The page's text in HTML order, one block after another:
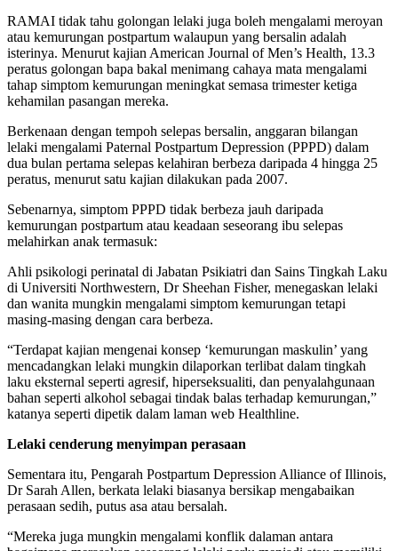
RAMAI tidak tahu golongan lelaki juga boleh mengalami meroyan
atau kemurungan postpartum walaupun yang bersalin adalah
isterinya. Menurut kajian American Journal of Men’s Health, 13.3
peratus golongan bapa bakal menimang cahaya mata mengalami
tahap simptom kemurungan meningkat semasa trimester ketiga
kehamilan pasangan mereka.
Berkenaan dengan tempoh selepas bersalin, anggaran bilangan
lelaki mengalami Paternal Postpartum Depression (PPPD) dalam
dua bulan pertama selepas kelahiran berbeza daripada 4 hingga 25
peratus, menurut satu kajian dilakukan pada 2007.
Sebenarnya, simptom PPPD tidak berbeza jauh daripada
kemurungan postpartum atau keadaan seseorang ibu selepas
melahirkan anak termasuk:
Ahli psikologi perinatal di Jabatan Psikiatri dan Sains Tingkah Laku
di Universiti Northwestern, Dr Sheehan Fisher, menegaskan lelaki
dan wanita mungkin mengalami simptom kemurungan tetapi
masing-masing dengan cara berbeza.
“Terdapat kajian mengenai konsep ‘kemurungan maskulin’ yang
mencadangkan lelaki mungkin dilaporkan terlibat dalam tingkah
laku eksternal seperti agresif, hiperseksualiti, dan penyalahgunaan
bahan seperti alkohol sebagai tindak balas terhadap kemurungan,”
katanya seperti dipetik dalam laman web Healthline.
Lelaki cenderung menyimpan perasaan
Sementara itu, Pengarah Postpartum Depression Alliance of Illinois,
Dr Sarah Allen, berkata lelaki biasanya bersikap mengabaikan
perasaan sedih, putus asa atau bersalah.
“Mereka juga mungkin mengalami konflik dalaman antara